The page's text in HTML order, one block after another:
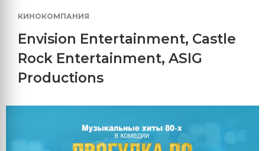
КИНОКОМПАНИЯ
Envision Entertainment, Castle
Rock Entertainment, ASIG
Productions